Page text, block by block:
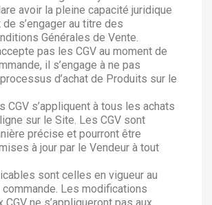
avoir la pleine capacité juridique
s’engager au titre des
Générales de Vente.
pas les CGV au moment de
il s’engage à ne pas
d’achat de Produits sur le
CGV s’appliquent à tous les achats
sur le Site. Les CGV sont
précise et pourront être
à jour par le Vendeur à tout
sont celles en vigueur au
Les modifications